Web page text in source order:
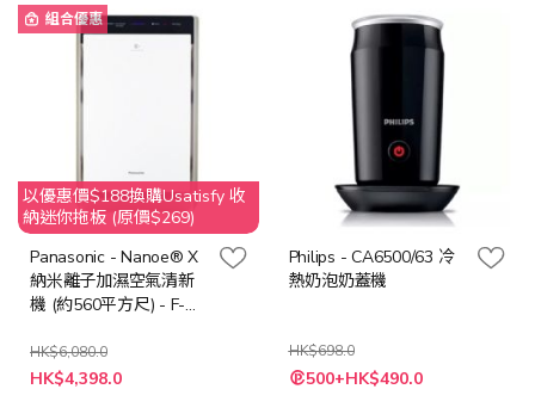
組合優惠
以優惠價$188換購Usatisfy 收
納迷你拖板 (原價$269)
Panasonic - Nanoe® X
納米離子加濕空氣清新
機 (約560平方尺) - F-
HK$6,080.0
特
殊
HK$4,398.0
Philips - CA6500/63 冷
熱奶泡奶蓋機
HK$698.0
特
殊 500+HK$490.0